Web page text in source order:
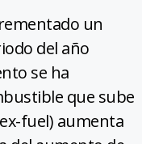
un
del año
se ha
que sube
fuel) aumenta